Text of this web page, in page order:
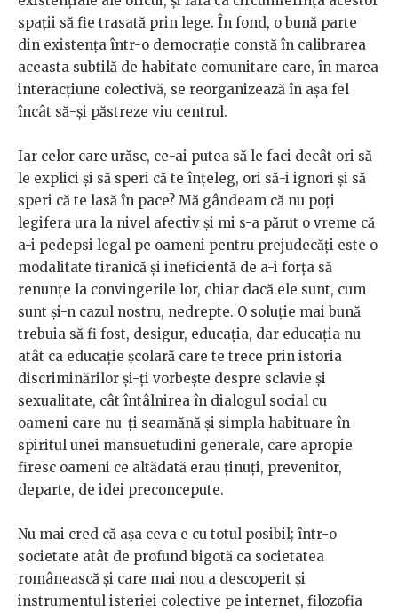
spații să fie trasată prin lege. În fond, o bună parte
din existența într-o democrație constă în calibrarea
aceasta subtilă de habitate comunitare care, în marea
interacțiune colectivă, se reorganizează în așa fel
încât să-și păstreze viu centrul.
Iar celor care urăsc, ce-ai putea să le faci decât ori să
le explici și să speri că te înțeleg, ori să-i ignori și să
speri că te lasă în pace? Mă gândeam că nu poți
legifera ura la nivel afectiv și mi s-a părut o vreme că
a-i pedepsi legal pe oameni pentru prejudecăți este o
modalitate tiranică și ineficientă de a-i forța să
renunțe la convingerile lor, chiar dacă ele sunt, cum
sunt și-n cazul nostru, nedrepte. O soluție mai bună
trebuia să fi fost, desigur, educația, dar educația nu
atât ca educație școlară care te trece prin istoria
discriminărilor și-ți vorbește despre sclavie și
sexualitate, cât întâlnirea în dialogul social cu
oameni care nu-ți seamănă și simpla habituare în
spiritul unei mansuetudini generale, care apropie
firesc oameni ce altădată erau ținuți, prevenitor,
departe, de idei preconcepute.
Nu mai cred că așa ceva e cu totul posibil; într-o
societate atât de profund bigotă ca societatea
românească și care mai nou a descoperit și
instrumentul isteriei colective pe internet, filozofia